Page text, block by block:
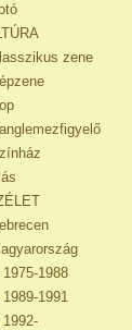
zene
1975-1988
1989-1991
1992-